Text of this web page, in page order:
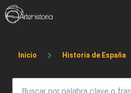
Pasar al contenido principal
Sobrescribir
Inicio Historia de España